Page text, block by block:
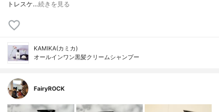
トレスケ…続きを見る
KAMIKA(カミカ)
オールインワン黒髪クリームシャンプー
FairyROCK